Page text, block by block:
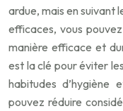
ardue, mais en suivant
efficaces, vous
manière efficace et
est la clé pour éviter
habitudes d’hygiène
pouvez réduire